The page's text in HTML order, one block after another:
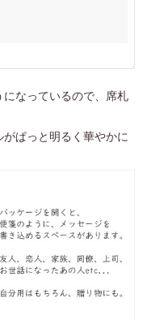
なっているので、席札
ぱっと明るく華やかに